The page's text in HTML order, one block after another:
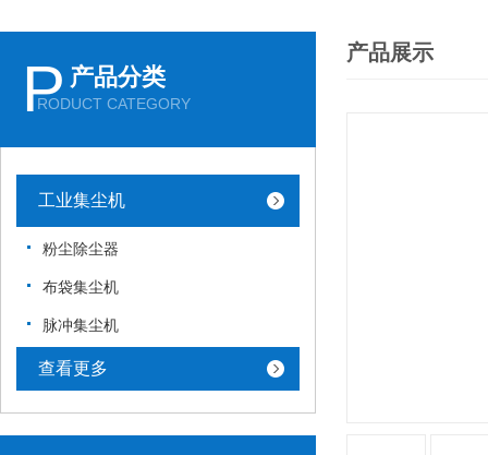
P 产品分类
RODUCT CATEGORY
工业集尘机
粉尘除尘器
布袋集尘机
脉冲集尘机
查看更多
产品展示